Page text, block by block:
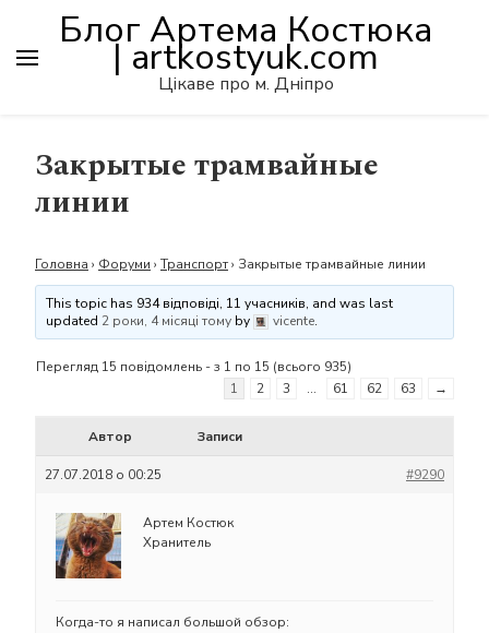
Блог Артема Костюка
| artkostyuk.com
Цікаве про м. Дніпро
Закрытые трамвайные
линии
Головна › Форуми › Транспорт› Закрытые трамвайные линии
This topic has 934 відповіді, 11 учасників, and was last
updated 2 роки, 4 місяці тому by vicente.
Перегляд 15 повідомлень - з 1 по 15 (всього 935)
1
2 3 … 61 62 63 →
Автор Записи
27.07.2018 о 00:25 #9290
Артем Костюк
Хранитель
Когда-то я написал большой обзор: